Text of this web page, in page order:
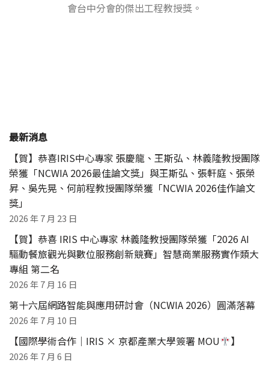
會台中分會的傑出工程教授獎。
最新消息
【賀】恭喜IRIS中心專家 張慶龍、王斯弘、林義隆教授團隊
榮獲「NCWIA 2026最佳論文獎」與王斯弘、張軒庭、張榮
昇、吳先晃、何前程教授團隊榮獲「NCWIA 2026佳作論文
獎」
2026 年 7 月 23 日
【賀】恭喜 IRIS 中心專家 林義隆教授團隊榮獲「2026 AI
驅動餐旅觀光與數位服務創新競賽」智慧商業服務實作類大
專組 第二名
2026 年 7 月 16 日
第十六屆網路智能與應用研討會（NCWIA 2026）圓滿落幕
2026 年 7 月 10 日
【國際學術合作｜IRIS × 京都產業大學簽署 MOU 】
2026 年 7 月 6 日